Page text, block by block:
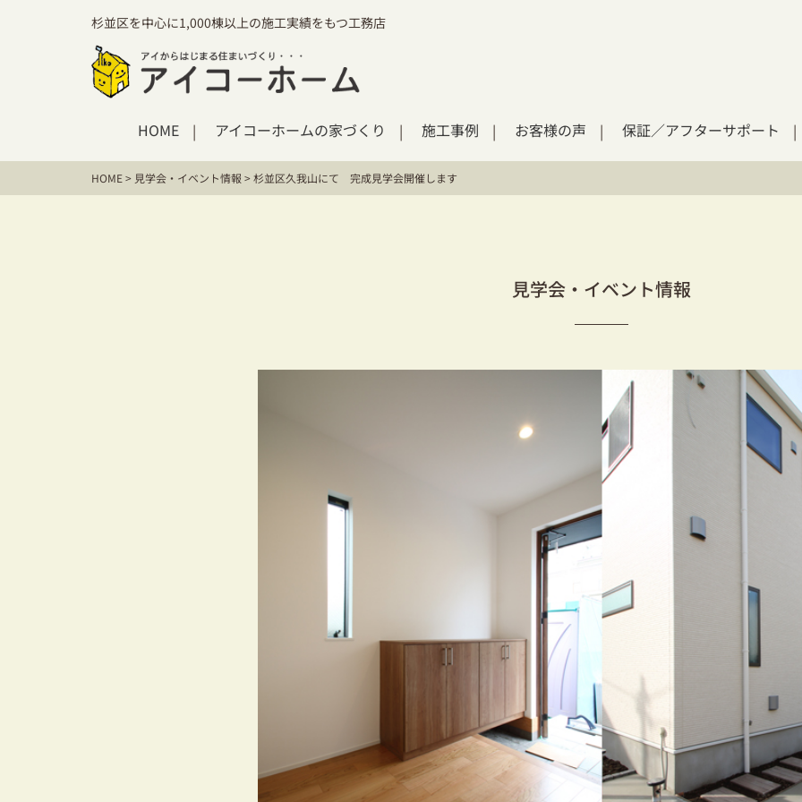
杉並区を中心に1,000棟以上の施工実績をもつ工務店
HOME アイコーホームの家づくり 施工事例 お客様の声 保証／アフターサポート
HOME> 見学会・イベント情報 >杉並区久我山にて 完成見学会開催します
見学会・イベント情報